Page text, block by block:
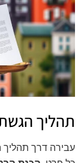
תהליך
עבירה דרך תהליך